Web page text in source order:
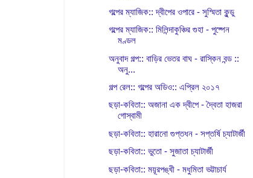
গল্পের ম্যাজিক:: দ্বীপের ওপারে - সুস্মিতা কুন্ডু
গল্পের ম্যাজিক:: মিলিন্দাকুঞ্চির গুহা - পুষ্পেন
মণ্ডল
অনুবাদ গল্প:: বাড়ির ভেতর বাঘ - রাস্কিন বন্ড ::
অনু...
গল্প রেল:: গল্পের অডিও:: এপ্রিল ২০১৭
ছড়া-কবিতা:: অজানা এক দ্বীপে - দ্বৈতা হাজরা
গোস্বামী
ছড়া-কবিতা:: হারানো গুপ্তধন - সপ্তর্ষি চ্যাটার্জী
ছড়া-কবিতা:: ভুতো - সুজাতা চ্যাটার্জী
ছড়া-কবিতা:: ময়ূরপঙ্খী - মধুমিতা ভট্টাচার্য